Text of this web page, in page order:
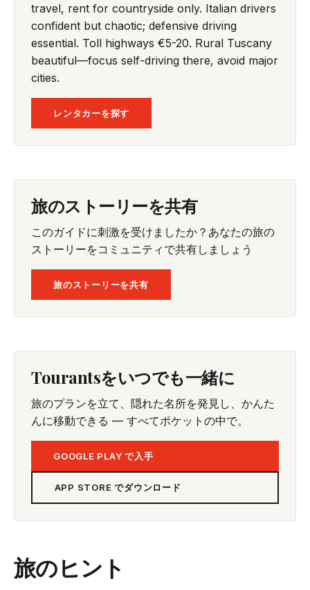
travel, rent for countryside only. Italian drivers
confident but chaotic; defensive driving
essential. Toll highways €5-20. Rural Tuscany
beautiful—focus self-driving there, avoid major
cities.
レンタカーを探す
旅のストーリーを共有
このガイドに刺激を受けましたか？あなたの旅の
ストーリーをコミュニティで共有しましょう
旅のストーリーを共有
Tourantsをいつでも一緒に
旅のプランを立て、隠れた名所を発見し、かんた
んに移動できる — すべてポケットの中で。
GOOGLE PLAY で入手
APP STORE でダウンロード
旅のヒント